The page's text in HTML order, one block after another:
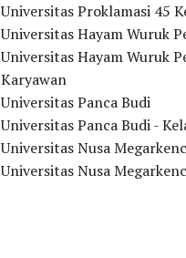
Universitas Proklamasi 45
Universitas Hayam Wuruk
Universitas Hayam Wuruk
Karyawan
Universitas Panca Budi
Universitas Panca Budi -
Universitas Nusa
Universitas Nusa